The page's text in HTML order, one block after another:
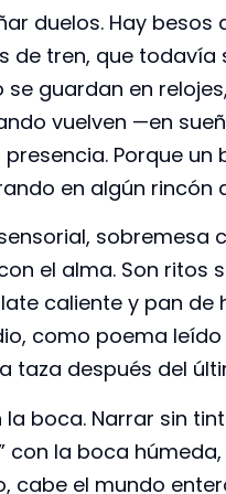
duelos. Hay besos
de tren, que
guardan en
vuelven —en
Porque
en algún
el alma. Son ritos
caliente y pan de
como poema
taza después del
boca. Narrar sin
con la boca
cabe el mundo